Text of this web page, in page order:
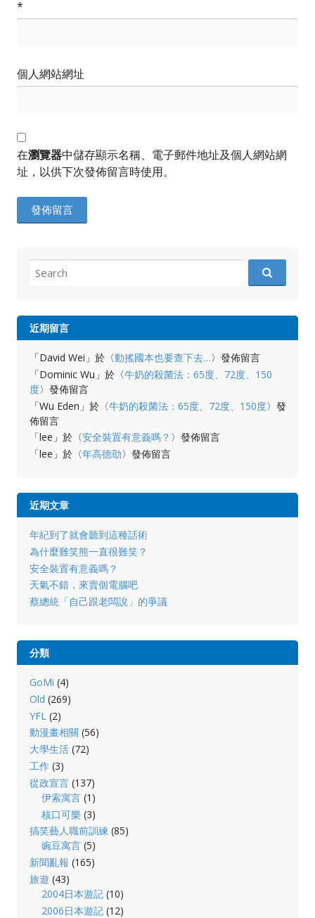
*
個人網站網址
在瀏覽器中儲存顯示名稱、電子郵件地址及個人網站網
址，以供下次發佈留言時使用。
for:
近期留言
「David Wei 」於〈動搖國本也要查下去…〉發佈留言
「Dominic Wu 」於〈牛奶的殺菌法：65度、72度、150
度〉發佈留言
「Wu Eden 」於〈牛奶的殺菌法：65度、72度、150度〉發
佈留言
「lee 」於〈安全裝置有意義嗎？ 〉發佈留言
「lee 」於〈年高德劭〉發佈留言
近期文章
年紀到了就會聽到這種話術
為什麼難笑熊一直很難笑？
安全裝置有意義嗎？
天氣不錯，來賣個電腦吧
蔡總統「自己跟老闆說」的爭議
分類
GoMi (4)
Old (269)
YFL (2)
動漫畫相關 (56)
大學生活(72)
工作(3)
從政宣言(137)
伊索寓言 (1)
核口可樂 (3)
搞笑藝人職前訓練 (85)
豌豆寓言 (5)
新聞亂報 (165)
旅遊 (43)
2004日本遊記 (10)
2006日本遊記 (12)